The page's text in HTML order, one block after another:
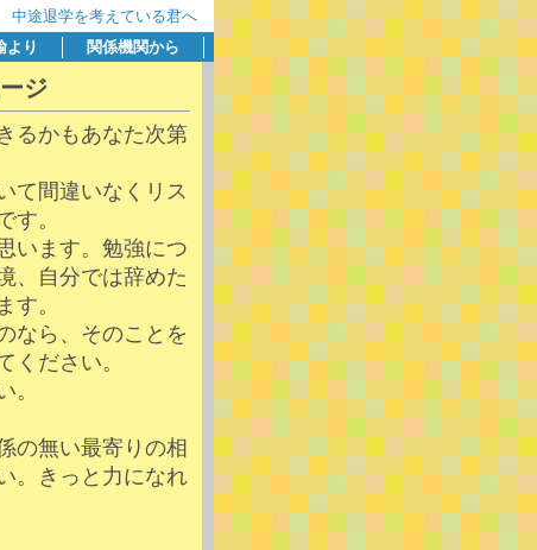
中途退学を考えている君へ
より 関係機関から
ジ
るかもあなた次第
て間違いなくリス
す。
います。勉強につ
、自分では辞めた
す。
なら、そのことを
ください。
。
の無い最寄りの相
。きっと力になれ